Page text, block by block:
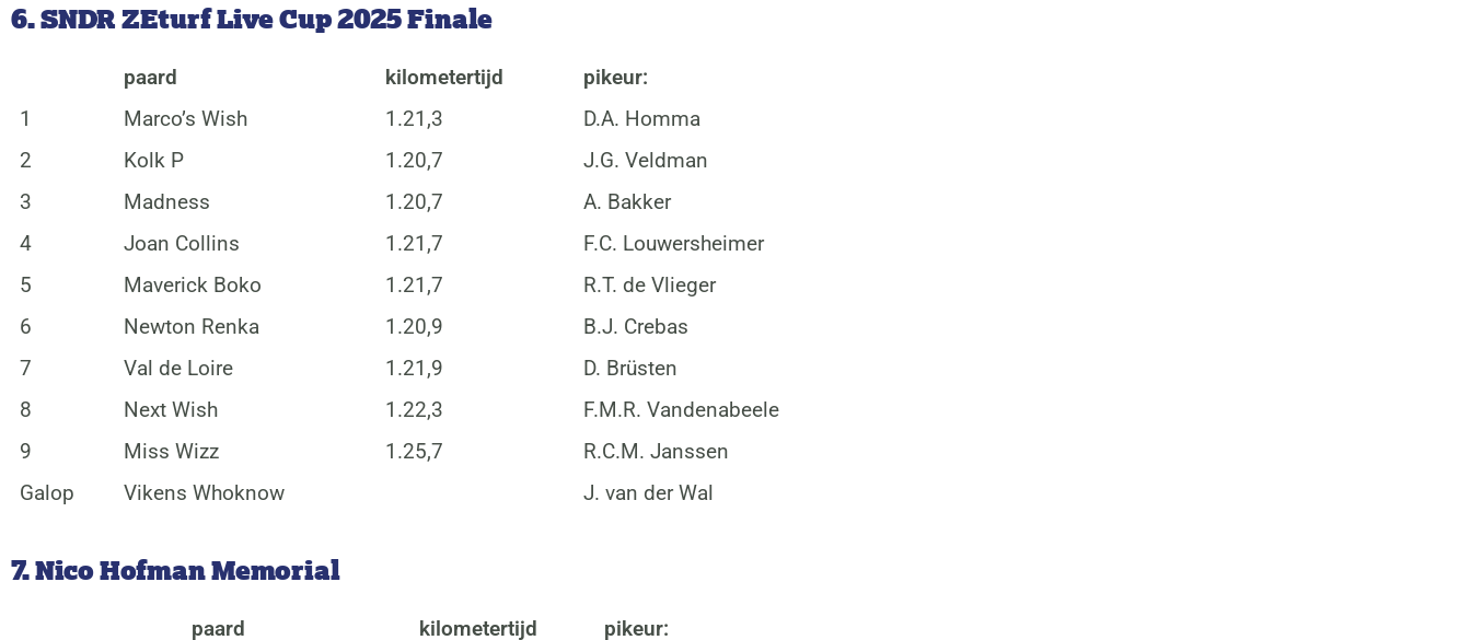
6. SNDR ZEturf Live Cup 2025 Finale
paard kilometertijd
pikeur:
1
Marco’s Wish 1.21,3
D.A. Homma
2
Kolk P 1.20,7
J.G. Veldman
3
Madness 1.20,7
A. Bakker
4
Joan Collins 1.21,7
F.C. Louwersheimer
5
Maverick Boko 1.21,7
R.T. de Vlieger
6
Newton Renka 1.20,9
B.J. Crebas
7
Val de Loire 1.21,9
D. Brüsten
8
Next Wish 1.22,3
F.M.R. Vandenabeele
9
Miss Wizz 1.25,7
R.C.M. Janssen
Galop
Vikens Whoknow J. van der Wal
7. Nico Hofman Memorial
paard kilometertijd pikeur: